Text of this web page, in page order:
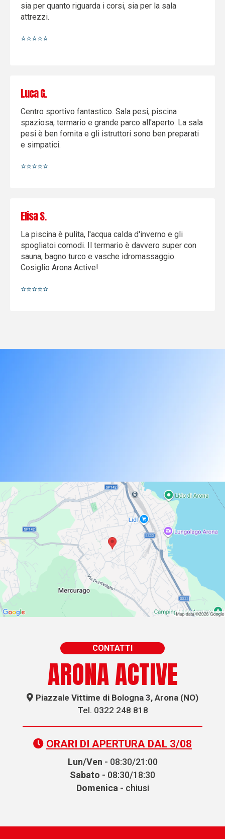
sia per quanto riguarda i corsi, sia per la sala
attrezzi.
⭐️⭐️⭐️⭐️⭐️
Luca G.
Centro sportivo fantastico. Sala pesi, piscina
spaziosa, termario e grande parco all'aperto. La sala
pesi è ben fornita e gli istruttori sono ben preparati
e simpatici.
⭐️⭐️⭐️⭐️⭐️
Elisa S.
La piscina è pulita, l'acqua calda d'inverno e gli
spogliatoi comodi. Il termario è davvero super con
sauna, bagno turco e vasche idromassaggio.
Cosiglio Arona Active!
⭐️⭐️⭐️⭐️⭐️
CONTATTI
ARONA ACTIVE
Piazzale Vittime di Bologna 3, Arona (NO)
Tel. 0322 248 818
ORARI DI APERTURA DAL 3/08
Lun/Ven - 08:30/21:00
Sabato - 08:30/18:30
Domenica - chiusi